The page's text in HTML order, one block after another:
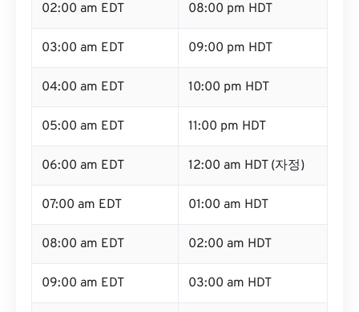
02:00 am EDT 08:00 pm HDT
03:00 am EDT 09:00 pm HDT
04:00 am EDT 10:00 pm HDT
05:00 am EDT 11:00 pm HDT
06:00 am EDT 12:00 am HDT (자정)
07:00 am EDT 01:00 am HDT
08:00 am EDT 02:00 am HDT
09:00 am EDT 03:00 am HDT